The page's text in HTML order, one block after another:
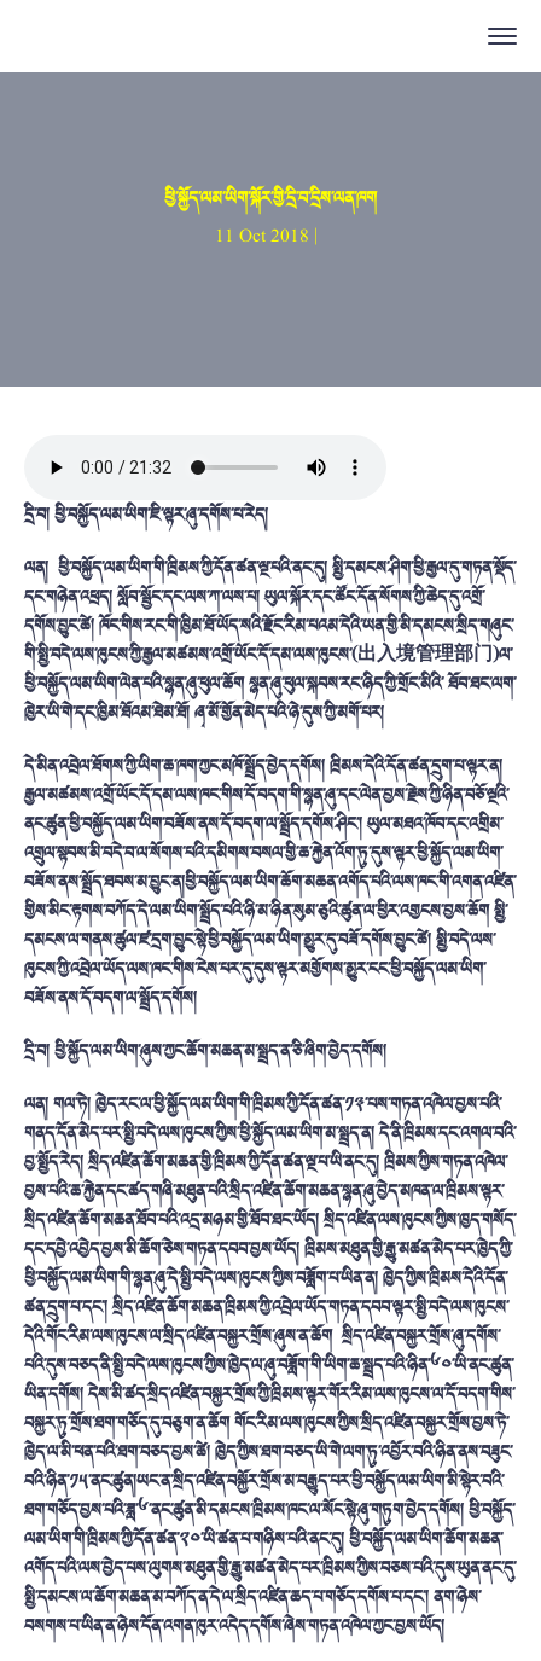
ཕྱི་སྐྱོད་ལམ་ཡིག་སྐོར་གྱི་དྲི་བ་དྲིས་ལན་ཁག
11 Oct 2018 |
དྲི་བ།ཕྱི་བསྐྱོད་ལམ་ཡིག་ཇི་ལྟར་ཞུ་དགོས་པ་རེད།
ལན། ཕྱི་བསྐྱོད་ལམ་ཡིག་གི་ཁྲིམས་ཀྱི་དོན་ཚན་ལྔ་པའི་ནང་དུ།སྤྱི་དམངས་ཤིག་ཕྱི་རྒྱལ་དུ་གཏན་སྡོད་
དང་གཉེན་འཕྲད།སློབ་སྦྱོང་དང་ལས་ཀ་ལས་པ།ཡུལ་སྐོར་དང་ཚོང་དོན་སོགས་ཀྱི་ཆེད་དུ་འགྲོ་
དགོས་བྱུང་ཚེ།ཁོང་གིས་རང་གི་ཁྱིམ་ཐོ་ཡོད་སའི་རྫོང་རིམ་པའམ་དེའི་ཡན་གྱི་མི་དམངས་སྲིད་གཞུང་
གི་སྤྱི་བདེ་ལས་ཁུངས་ཀྱི་རྒྱལ་མཚམས་འགྲོ་ཡོང་དོ་དམ་ལས་ཁུངས་(出入境管理部门)ལ་
ཕྱི་བསྐྱོད་ལམ་ཡིག་ལེན་པའི་སྙན་ཞུ་ཕུལ་ཆོགསྙན་ཞུ་ཕུལ་སྐབས་རང་ཉིད་ཀྱི་གྲོང་མིའི་ཐོབ་ཐང་ལག་
ཁྱེར་ཡི་གེ་དང་ཁྱིམ་ཐོའམ་ཐེམ་ཐོ།ཞྭ་མོ་གྱོན་མེད་པའི་ཉེ་དུས་ཀྱི་མགོ་པར།
དེ་མིན་འབྲེལ་ཐོགས་ཀྱི་ཡིག་ཆ་ཁག་ཀྱང་མཁོ་སྤྲོད་བྱེད་དགོས། ཁྲིམས་དེའི་དོན་ཚན་དྲུག་པ་ལྟར་ན།
རྒྱལ་མཚམས་འགྲོ་ཡོང་དོ་དམ་ལས་ཁང་གིས་དོ་བདག་གི་སྙན་ཞུ་དང་ལེན་བྱས་རྗེས་ཀྱི་ཉིན་བཅོ་ལྔའི་
ནང་ཚུན་ཕྱི་བསྐྱོད་ལམ་ཡིག་བཟོས་ནས་དོ་བདག་ལ་སྤྲོད་དགོས་ཤིང་།ཡུལ་མཐའ་ཁོབ་དང་འགྲིམ་
འགྲུལ་སྟབས་མི་བདེ་བ་ལ་སོགས་པའི་དམིགས་བསལ་གྱི་ཆ་རྐྱེན་འོག་ཏུ་དུས་ལྟར་ཕྱི་སྐྱོད་ལམ་ཡིག་
བཟོས་ནས་སྤྲོད་ཐབས་མ་བྱུང་ན།ཕྱི་བསྐྱོད་ལམ་ཡིག་ཆོག་མཆན་འགོད་པའི་ལས་ཁང་གི་འགན་འཛིན་
གྱིས་མིང་རྟགས་བཀོད་དེ་ལམ་ཡིག་སྤྲོད་པའི་ཉི་མ་ཉིན་སུམ་ཅུའི་ཚུན་ལ་ཕྱིར་འགྱངས་བྱས་ཆོགསྤྱི་
དམངས་ལ་གནས་ཚུལ་ཛ་དྲག་བྱུང་སྟེ་ཕྱི་བསྐྱོད་ལམ་ཡིག་མྱུར་དུ་བཟོ་དགོས་བྱུང་ཚེ།སྤྱི་བདེ་ལས་
ཁུངས་ཀྱི་འབྲེལ་ཡོད་ལས་ཁང་གིས་ངེས་པར་དུ་དུས་ལྟར་མགྱོགས་མྱུར་ངང་ཕྱི་བསྐྱོད་ལམ་ཡིག་
བཟོས་ནས་དོ་བདག་ལ་སྤྲོད་དགོས།
དྲི་བ།ཕྱི་སྐྱོད་ལམ་ཡིག་ཞུས་ཀྱང་ཆོག་མཆན་མ་སྤྲད་ན་ཅི་ཞིག་བྱེད་དགོས།
ལན།གལ་ཏེ། ཁྱེད་རང་ལ་ཕྱི་སྐྱོད་ལམ་ཡིག་གི་ཁྲིམས་ཀྱི་དོན་ཚན་༡༣་པས་གཏན་འཁེལ་བྱས་པའི་
གནད་དོན་མེད་པར་སྤྱི་བདེ་ལས་ཁུངས་ཀྱིས་ཕྱི་སྐྱོད་ལམ་ཡིག་མ་སྤྲད་ན།དེ་ནི་ཁྲིམས་དང་འགལ་བའི་
བྱ་སྤྱོད་རེད།སྲིད་འཛིན་ཆོག་མཆན་གྱི་ཁྲིམས་ཀྱི་དོན་ཚན་ལྔ་པ་ཡི་ནང་དུ།ཁྲིམས་ཀྱིས་གཏན་འཁེལ་
བྱས་པའི་ཆ་རྐྱེན་དང་ཚད་གཞི་མཐུན་པའི་སྲིད་འཛིན་ཆོག་མཆན་སྙན་ཞུ་བྱེད་མཁན་ལ་ཁྲིམས་ལྟར་
སྲིད་འཛིན་ཆོག་མཆན་ཐོབ་པའི་འདྲ་མཉམ་གྱི་ཐོབ་ཐང་ཡོད།སྲིད་འཛིན་ལས་ཁུངས་ཀྱིས་ཁྱད་གསོད་
དང་དབྱེ་འབྱེད་བྱས་མི་ཆོག་ཅེས་གཏན་དབབ་བྱས་ཡོད།ཁྲིམས་མཐུན་གྱི་རྒྱུ་མཚན་མེད་པར་ཁྱེད་ཀྱི་
ཕྱི་བསྐྱོད་ལམ་ཡིག་གི་སྙན་ཞུ་དེ་སྤྱི་བདེ་ལས་ཁུངས་ཀྱིས་བཟློག་པ་ཡིན་ན།ཁྱེད་ཀྱིས་ཁྲིམས་དེའི་དོན་
ཚན་དྲུག་པ་དང་།སྲིད་འཛིན་ཆོག་མཆན་ཁྲིམས་ཀྱི་འབྲེལ་ཡོད་གཏན་དབབ་ལྟར་སྤྱི་བདེ་ལས་ཁུངས་
དེའི་གོང་རིམ་ལས་ཁུངས་ལ་སྲིད་འཛིན་བསྐྱར་གྲོས་ཞུས་ན་ཆོག སྲིད་འཛིན་བསྐྱར་གྲོས་ཞུ་དགོས་
པའི་དུས་བཅད་ནི་སྤྱི་བདེ་ལས་ཁུངས་ཀྱིས་ཁྱེད་ལ་ཞུ་བཟློག་གི་ཡིག་ཆ་སྤྲད་པའི་ཉིན་༦༠་ཡི་ནང་ཚུན་
ཡིན་དགོས།དེས་མི་ཚད་སྲིད་འཛིན་བསྐྱར་གྲོས་ཀྱི་ཁྲིམས་ལྟར་གོར་རིམ་ལས་ཁུངས་ལ་དོ་བདག་གིས་
བསྐྱར་ཏུ་གྲོས་ཐག་གཅོད་དུ་བཅུག་ན་ཆོགགོང་རིམ་ལས་ཁུངས་ཀྱིས་སྲིད་འཛིན་བསྐྱར་གྲོས་བྱས་ཏེ་
ཁྱེད་ལ་མི་ཕན་པའི་ཐག་བཅད་བྱས་ཚེ།ཁྱེད་ཀྱིས་ཐག་བཅད་ཡི་གེ་ལག་ཏུ་འབྱོར་བའི་ཉིན་ནས་བཟུང་
བའི་ཉིན་༡༥་ནང་ཚུན།ཡང་ན་སྲིད་འཛིན་བསྐྱོར་གྲོས་མ་བརྒྱུད་པར་ཕྱི་བསྐྱོད་ལམ་ཡིག་མི་སྟེར་བའི་
ཐག་གཅོད་བྱས་པའི་ཟླ་༦་ནང་ཚུན་མི་དམངས་ཁྲིམས་ཁང་ལ་སོང་སྟེ་ཞུ་གཏུག་བྱེད་དགོས།ཕྱི་བསྐྱོད་
ལམ་ཡིག་གི་ཁྲིམས་ཀྱི་དོན་ཚན་༢༠་ཡི་ཚན་པ་གཉིས་པའི་ནང་དུ།ཕྱི་བསྐྱོད་ལམ་ཡིག་ཆོག་མཆན་
འགོད་པའི་ལས་བྱེད་པས་ལུགས་མཐུན་གྱི་རྒྱུ་མཚན་མེད་པར་ཁྲིམས་ཀྱིས་བཅས་པའི་དུས་ཡུན་ནང་དུ་
སྤྱི་དམངས་ལ་ཆོག་མཆན་མ་བཀོད་ན་དེ་ལ་སྲིད་འཛིན་ཆད་པ་གཅོད་དགོས་པ་དང་།ནག་ཉེས་
བསགས་པ་ཡིན་ན་ཉེས་དོན་འགན་ཁུར་འདེད་དགོས་ཞེས་གཏན་འཁེལ་ཀྱང་བྱས་ཡོད།